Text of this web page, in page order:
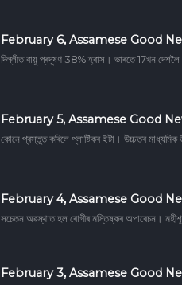
February 6, Assamese Good
দিল্লীত বায়ু প্ৰদূষণ 38% হ্ৰাস। ভাৰতে 17খন দেশলৈ
February 5, Assamese Good
কোনে প্ৰস্তুত কৰিলে প্লাষ্টিকৰ ইটা। উচ্চতৰ মাধ্যমিক
February 4, Assamese Good
সচেতন অৱস্থাত হল ৰোগীৰ মস্তিষ্কৰ অপাৰেচন।
February 3, Assamese Good